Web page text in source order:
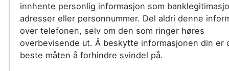
innhente personlig informasjon som
adresser eller personnummer. Del aldri denne
over telefonen, selv om den som ringer høres
overbevisende ut. Å beskytte informasjonen din er
beste måten å forhindre svindel på.